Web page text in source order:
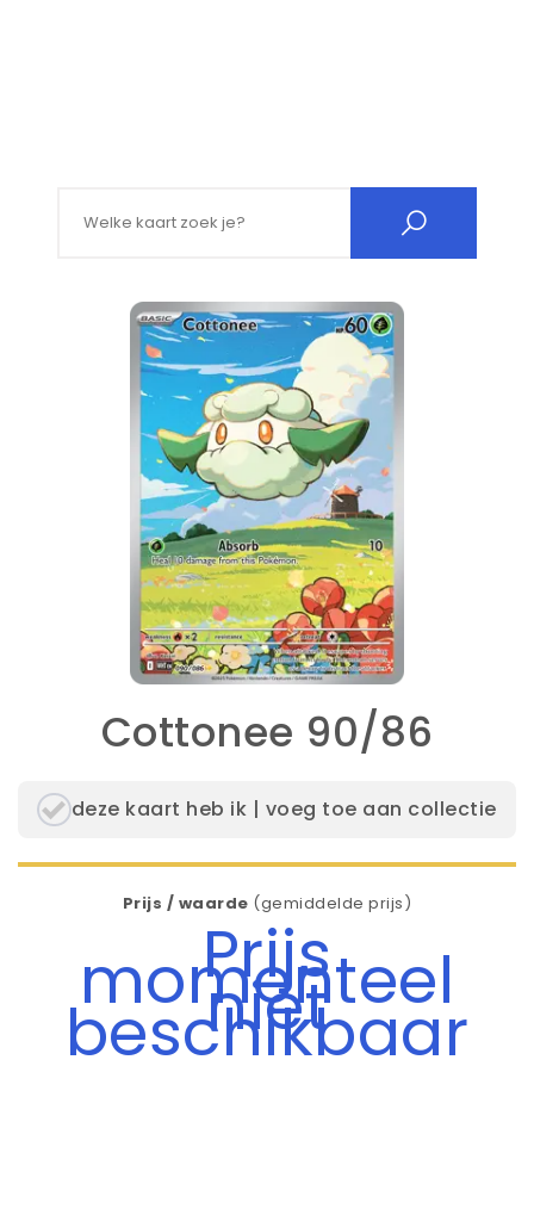
Cottonee 90/86
deze kaart heb ik | voeg toe aan collectie
Prijs / waarde (gemiddelde prijs)
Prijs
momenteel
niet
beschikbaar